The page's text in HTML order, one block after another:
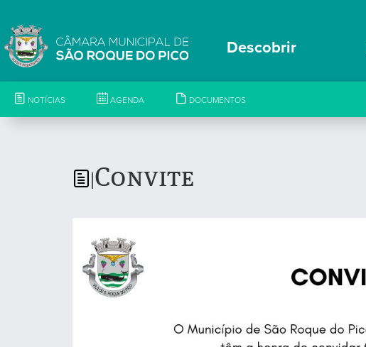
Descobrir
NOTÍCIAS AGENDA DOCUMENTOS
Convite